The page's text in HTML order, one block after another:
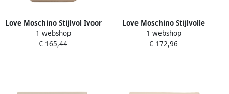
Love Moschino Stijlvol Ivoor
Damesrugzak Beige Dames
1 webshop
€ 165,44
Love Moschino Stijlvolle
Handtas met Afneembare
Schouderband Beige Dames
1 webshop
€ 172,96